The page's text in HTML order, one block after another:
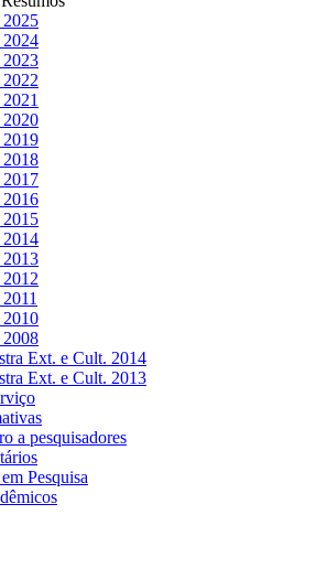
Ext. e Cult. 2014
Ext. e Cult. 2013
a pesquisadores
Pesquisa